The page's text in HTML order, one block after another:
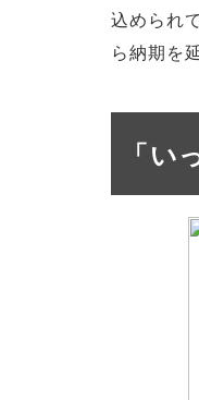
込められ
ら納期を
「